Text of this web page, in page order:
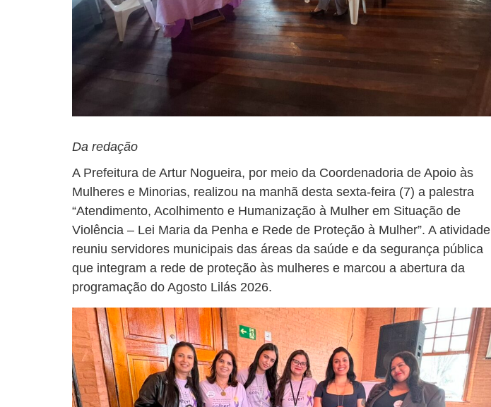
Da redação
A Prefeitura de Artur Nogueira, por meio da Coordenadoria de Apoio às
Mulheres e Minorias, realizou na manhã desta sexta-feira (7) a palestra
“Atendimento, Acolhimento e Humanização à Mulher em Situação de
Violência – Lei Maria da Penha e Rede de Proteção à Mulher”. A atividade
reuniu servidores municipais das áreas da saúde e da segurança pública
que integram a rede de proteção às mulheres e marcou a abertura da
programação do Agosto Lilás 2026.